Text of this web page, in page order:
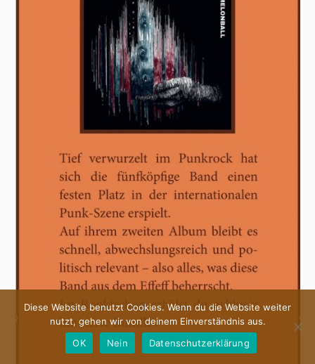
Diese Website benutzt Cookies. Wenn du die Website weiter
nutzt, gehen wir von deinem Einverständnis aus.
OK
Nein Datenschutzerklärung